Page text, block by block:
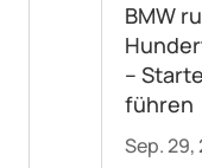
BMW
–
führen
Sep. 29,